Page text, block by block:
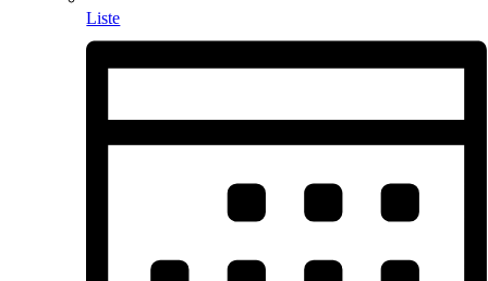
Liste